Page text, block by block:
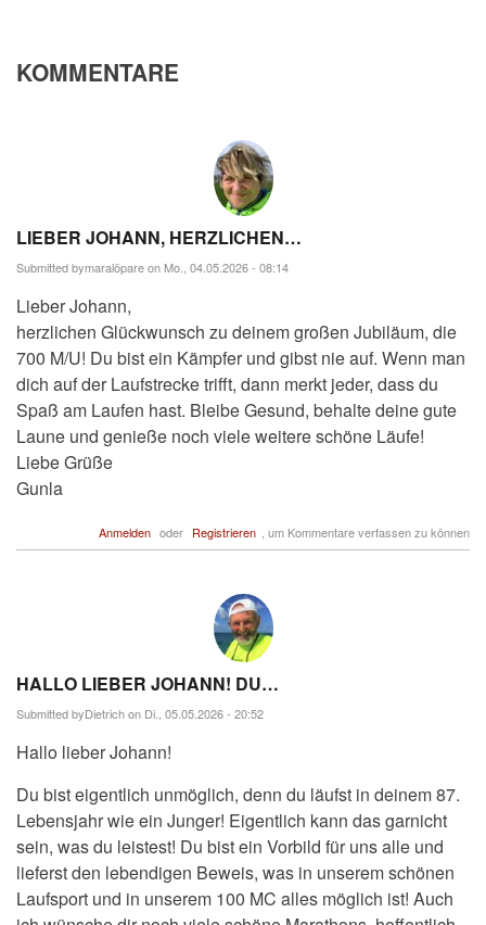
KOMMENTARE
LIEBER JOHANN, HERZLICHEN…
Submitted bymaralöpareon Mo., 04.05.2026 - 08:14
Lieber Johann,
herzlichen Glückwunsch zu deinem großen Jubiläum, die
700 M/U! Du bist ein Kämpfer und gibst nie auf. Wenn man
dich auf der Laufstrecke trifft, dann merkt jeder, dass du
Spaß am Laufen hast. Bleibe Gesund, behalte deine gute
Laune und genieße noch viele weitere schöne Läufe!
Liebe Grüße
Gunla
Anmelden oder Registrieren , um Kommentare verfassen zu können
HALLO LIEBER JOHANN! DU…
Submitted byDietrichon Di., 05.05.2026 - 20:52
Hallo lieber Johann!
Du bist eigentlich unmöglich, denn du läufst in deinem 87.
Lebensjahr wie ein Junger! Eigentlich kann das garnicht
sein, was du leistest! Du bist ein Vorbild für uns alle und
lieferst den lebendigen Beweis, was in unserem schönen
Laufsport und in unserem 100 MC alles möglich ist! Auch